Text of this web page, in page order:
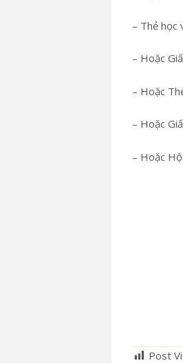
– Thẻ học
– Hoặc
– Hoặc
– Hoặc
– Hoặc
Post